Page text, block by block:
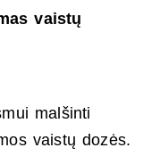
vaistų
malšinti
vaistų dozės.